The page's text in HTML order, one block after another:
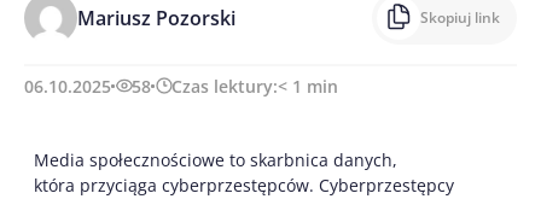
Mariusz Pozorski Skopiuj link
06.10.2025 58 Czas lektury:< 1 min
Media społecznościowe to skarbnica danych,
która przyciąga cyberprzestępców. Cyberprzestępcy